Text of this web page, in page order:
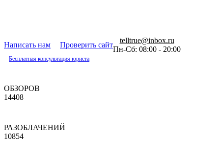
Написать нам Проверить сайт
telltrue@inbox.ru
Пн-Сб: 08:00 - 20:00
Бесплатная консультация юриста
ОБЗОРОВ
14408
РАЗОБЛАЧЕНИЙ
10854